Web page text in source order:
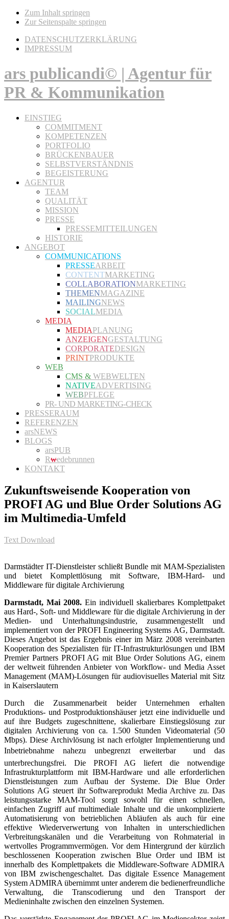
Zum Inhalt springen
Zur Seitenspalte springen
DATENSCHUTZERKLÄRUNG
IMPRESSUM
ars publicandi© | Agentur für
PR & Kommunikation
EINSTIEG
COMMITMENT
KOMPETENZEN
PORTFOLIO
BRÜCKENBAUER
SELBSTVERSTÄNDNIS
BEGEISTERUNG
AGENTUR
TEAM
QUALITÄT
MISSION
PRESSE
PRESSEMITTEILUNGEN
HISTORIE
ANGEBOT
COMMUNICATIONS
PRESSEARBEIT
CONTENTMARKETING
COLLABORATIONMARKETING
THEMENMAGAZINE
MAILINGNEWS
SOCIALMEDIA
MEDIA
MEDIAPLANUNG
ANZEIGENGESTALTUNG
CORPORATEDESIGN
PRINTPRODUKTE
WEB
CMS & WEBWELTEN
NATIVEADVERTISING
WEBPFLEGE
PR- UND MARKETING-CHECK
PRESSERAUM
REFERENZEN
arsNEWS
BLOGS
arsPUB
Rwedebrunnen
KONTAKT
Zukunftsweisende Kooperation von
PROFI AG und Blue Order Solutions AG
im Multimedia-Umfeld
Text Download
Darmstädter IT-Dienstleister schließt Bundle mit MAM-Spezialisten
und bietet Komplettlösung mit Software, IBM-Hard- und
Middleware für digitale Archivierung
Darmstadt, Mai 2008. Ein individuell skalierbares Komplettpaket
aus Hard-, Soft- und Middleware für die digitale Archivierung in der
Medien- und Unterhaltungsindustrie, zusammengestellt und
implementiert von der PROFI Engineering Systems AG, Darmstadt.
Dieses Angebot ist das Ergebnis einer im März 2008 vereinbarten
Kooperation des Spezialisten für IT-Infrastrukturlösungen und IBM
Premier Partners PROFI AG mit Blue Order Solutions AG, einem
der weltweit führenden Anbieter von Workflow- und Media Asset
Management (MAM)-Lösungen für audiovisuelles Material mit Sitz
in Kaiserslautern
Durch die Zusammenarbeit beider Unternehmen erhalten
Produktions- und Postproduktionshäuser jetzt eine individuelle und
auf ihre Budgets zugeschnittene, skalierbare Einstiegslösung zur
digitalen Archivierung von ca. 1.500 Stunden Videomaterial (50
Mbps). Diese Archivlösung ist nach erfolgter Implementierung und
Inbetriebnahme nahezu unbegrenzt erweiterbar  und das
unterbrechungsfrei. Die PROFI AG liefert die notwendige
Infrastrukturplattform mit IBM-Hardware und alle erforderlichen
Dienstleistungen zum Aufbau der Systeme. Die Blue Order
Solutions AG steuert ihr Softwareprodukt Media Archive zu. Das
leistungsstarke MAM-Tool sorgt sowohl für einen schnellen,
einfachen Zugriff auf multimediale Inhalte und die unkomplizierte
Automatisierung von betrieblichen Abläufen als auch für eine
effektive Wiederverwertung von Inhalten in unterschiedlichen
Verbreitungskanälen und die Verarbeitung von Rohmaterial in
wertvolles Programmvermögen. Vor dem Hintergrund der kürzlich
beschlossenen Kooperation zwischen Blue Order und IBM ist
innerhalb des Komplettpakets die Middleware-Software ADMIRA
von IBM zwischengeschaltet. Das digitale Essence Management
System ADMIRA übernimmt unter anderem die bedienerfreundliche
Verwaltung, die Transcodierung und den Transport der
Medieninhalte zwischen den einzelnen Systemen.